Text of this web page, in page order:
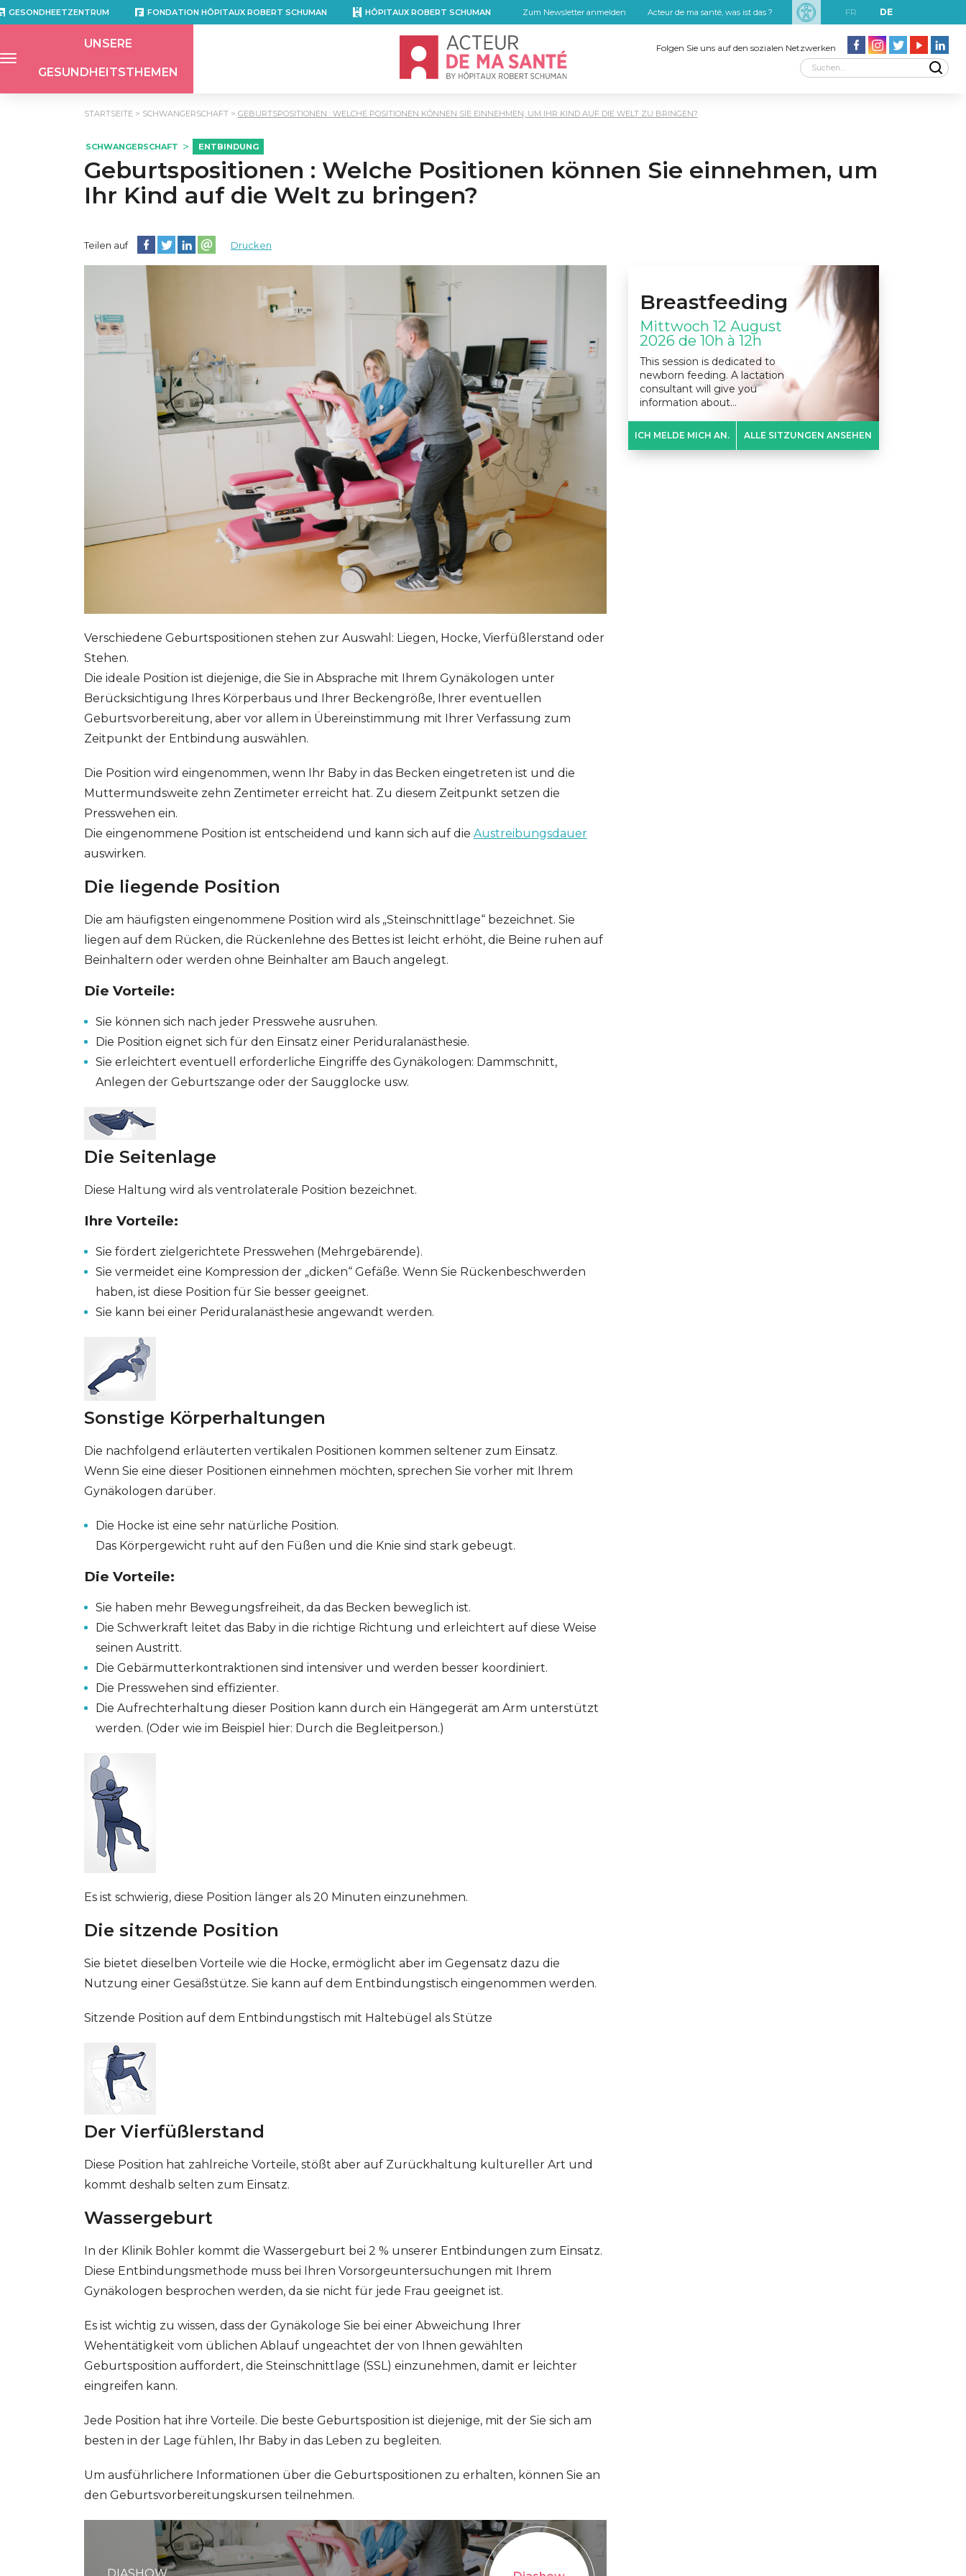
GESONDHEETZENTRUM FONDATION HÔPITAUX ROBERT SCHUMAN HÔPITAUX ROBERT SCHUMAN Zum Newsletter anmelden Acteur de ma santé, was ist das ? FR DE
UNSERE
GESUNDHEITSTHEMEN
Accueil - Acteur de ma santé, by HôpitauxRobert SchumanFolgen Sie uns auf den sozialen Netzwerken
GESONDHEETZENTRUM FONDATION HÔPITAUX ROBERT SCHUMAN HÔPITAUX ROBERT SCHUMAN
STARTSEITE SCHWANGERSCHAFT GEBURTSPOSITIONEN : WELCHE POSITIONEN KÖNNEN SIE EINNEHMEN, UM IHR KIND AUF DIE WELT ZU BRINGEN?
SCHWANGERSCHAFT ENTBINDUNG
Geburtspositionen : Welche Positionen können Sie einnehmen, um
Ihr Kind auf die Welt zu bringen?
Teilen auf Diese Seite auf Facebook teilen
Diese Seite auf Twitter teilen
Diese Seite auf LinkedIn teilen
Partager cette page sur email
Drucken
Verschiedene Geburtspositionen stehen zur Auswahl: Liegen, Hocke, Vierfüßlerstand oder
Stehen.
Die ideale Position ist diejenige, die Sie in Absprache mit Ihrem Gynäkologen unter
Berücksichtigung Ihres Körperbaus und Ihrer Beckengröße, Ihrer eventuellen
Geburtsvorbereitung, aber vor allem in Übereinstimmung mit Ihrer Verfassung zum
Zeitpunkt der Entbindung auswählen.
Die Position wird eingenommen, wenn Ihr Baby in das Becken eingetreten ist und die
Muttermundsweite zehn Zentimeter erreicht hat. Zu diesem Zeitpunkt setzen die
Presswehen ein.
Die eingenommene Position ist entscheidend und kann sich auf die Austreibungsdauer
auswirken.
Die liegende Position
Die am häufigsten eingenommene Position wird als „Steinschnittlage“ bezeichnet. Sie
liegen auf dem Rücken, die Rückenlehne des Bettes ist leicht erhöht, die Beine ruhen auf
Beinhaltern oder werden ohne Beinhalter am Bauch angelegt.
Die Vorteile:
Sie können sich nach jeder Presswehe ausruhen.
Die Position eignet sich für den Einsatz einer Periduralanästhesie.
Sie erleichtert eventuell erforderliche Eingriffe des Gynäkologen: Dammschnitt,
Anlegen der Geburtszange oder der Saugglocke usw.
Die Seitenlage
Diese Haltung wird als ventrolaterale Position bezeichnet.
Ihre Vorteile:
Sie fördert zielgerichtete Presswehen (Mehrgebärende).
Sie vermeidet eine Kompression der „dicken“ Gefäße. Wenn Sie Rückenbeschwerden
haben, ist diese Position für Sie besser geeignet.
Sie kann bei einer Periduralanästhesie angewandt werden.
Sonstige Körperhaltungen
Die nachfolgend erläuterten vertikalen Positionen kommen seltener zum Einsatz.
Wenn Sie eine dieser Positionen einnehmen möchten, sprechen Sie vorher mit Ihrem
Gynäkologen darüber.
Die Hocke ist eine sehr natürliche Position.
Das Körpergewicht ruht auf den Füßen und die Knie sind stark gebeugt.
Die Vorteile:
Sie haben mehr Bewegungsfreiheit, da das Becken beweglich ist.
Die Schwerkraft leitet das Baby in die richtige Richtung und erleichtert auf diese Weise
seinen Austritt.
Die Gebärmutterkontraktionen sind intensiver und werden besser koordiniert.
Die Presswehen sind effizienter.
Die Aufrechterhaltung dieser Position kann durch ein Hängegerät am Arm unterstützt
werden. (Oder wie im Beispiel hier: Durch die Begleitperson.)
Es ist schwierig, diese Position länger als 20 Minuten einzunehmen.
Die sitzende Position
Sie bietet dieselben Vorteile wie die Hocke, ermöglicht aber im Gegensatz dazu die
Nutzung einer Gesäßstütze. Sie kann auf dem Entbindungstisch eingenommen werden.
Sitzende Position auf dem Entbindungstisch mit Haltebügel als Stütze
Der Vierfüßlerstand
Diese Position hat zahlreiche Vorteile, stößt aber auf Zurückhaltung kultureller Art und
kommt deshalb selten zum Einsatz.
Wassergeburt
In der Klinik Bohler kommt die Wassergeburt bei 2 % unserer Entbindungen zum Einsatz.
Diese Entbindungsmethode muss bei Ihren Vorsorgeuntersuchungen mit Ihrem
Gynäkologen besprochen werden, da sie nicht für jede Frau geeignet ist.
Es ist wichtig zu wissen, dass der Gynäkologe Sie bei einer Abweichung Ihrer
Wehentätigkeit vom üblichen Ablauf ungeachtet der von Ihnen gewählten
Geburtsposition auffordert, die Steinschnittlage (SSL) einzunehmen, damit er leichter
eingreifen kann.
Jede Position hat ihre Vorteile. Die beste Geburtsposition ist diejenige, mit der Sie sich am
besten in der Lage fühlen, Ihr Baby in das Leben zu begleiten.
Um ausführlichere Informationen über die Geburtspositionen zu erhalten, können Sie an
den Geburtsvorbereitungskursen teilnehmen.
Breastfeeding
Mittwoch 12 August
2026 de 10h à 12h
This session is dedicated to
newborn feeding. A lactation
consultant will give you
information about…
ICH MELDE MICH AN. ALLE SITZUNGEN ANSEHEN